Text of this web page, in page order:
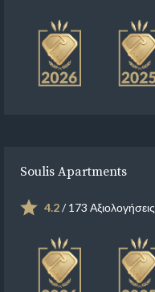
Soulis Apartments
4.2/ 173 Αξιολογήσεις